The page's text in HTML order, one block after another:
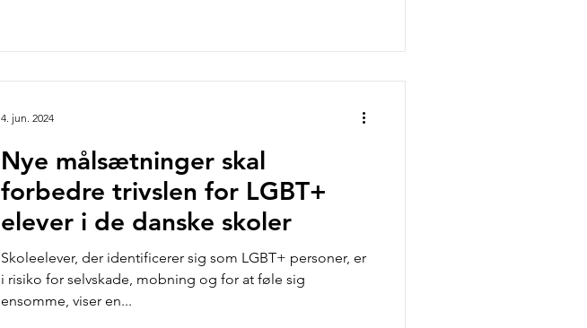
Nye målsætninger skal
forbedre trivslen for LGBT+
elever i de danske skoler
Skoleelever, der identificerer sig som LGBT+ personer, er
i risiko for selvskade, mobning og for at føle sig
ensomme, viser en...
4. jun. 2024